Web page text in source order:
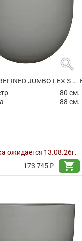
search
КАШПО REFINED JUMBO LEX S CLOUDED GREY
80 см.
88 см.
ожидается 13.08.26г.
173 745 ₽
shopping_cart